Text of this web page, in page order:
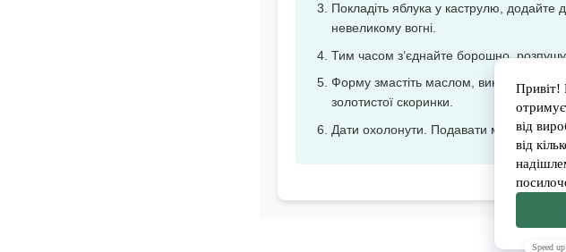
Покладіть яблука у каструлю, додайте
невеликому вогні.
Тим часом з’єднайте борошно,
Форму змастіть маслом, викладіть
золотистої скоринки.
Дати охолонути. Подавати можна із